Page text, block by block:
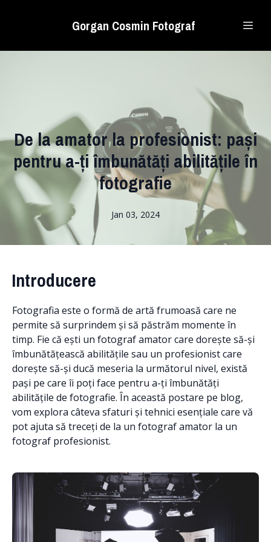
Gorgan Cosmin Fotograf
De la amator la profesionist: pași
pentru a-ți îmbunătăți abilitățile în
fotografie
Jan 03, 2024
Introducere
Fotografia este o formă de artă frumoasă care ne
permite să surprindem și să păstrăm momente în
timp. Fie că ești un fotograf amator care dorește să-și
îmbunătățească abilitățile sau un profesionist care
dorește să-și ducă meseria la următorul nivel, există
pași pe care îi poți face pentru a-ți îmbunătăți
abilitățile de fotografie. În această postare pe blog,
vom explora câteva sfaturi și tehnici esențiale care vă
pot ajuta să treceți de la un fotograf amator la un
fotograf profesionist.